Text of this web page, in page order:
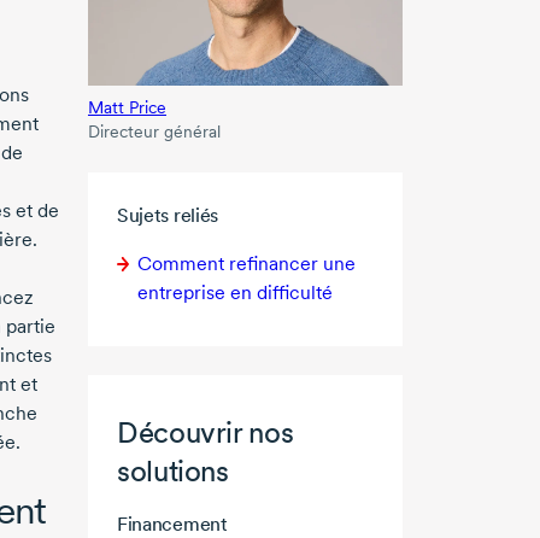
Matt Price
Directeur général
Sujets reliés
Comment refinancer une
entreprise en difficulté
Découvrir nos
solutions
Financement
et de
partie
et